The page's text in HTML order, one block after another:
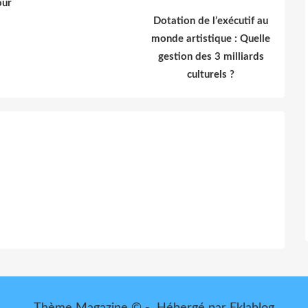
Dotation de l’exécutif au
monde artistique : Quelle
gestion des 3 milliards
culturels ?